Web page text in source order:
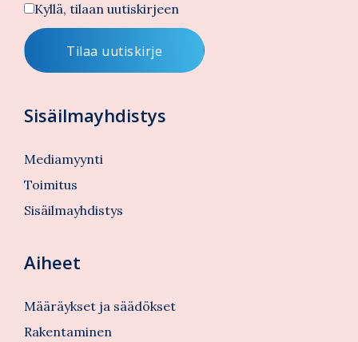
Kyllä, tilaan uutiskirjeen
Sisäilmayhdistys
Mediamyynti
Toimitus
Sisäilmayhdistys
Aiheet
Määräykset ja säädökset
Rakentaminen